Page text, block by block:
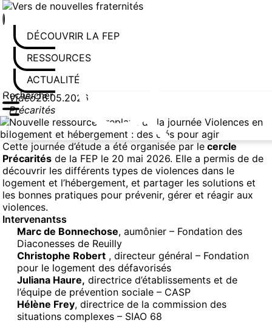
Aller au contenu
DÉCOUVRIR LA FEP
RESSOURCES
ACTUALITÉS
Rechercher sur le site
Saisissez au moins 3 caractères pour lancer la recherche
Vidéo26.05.2026
Précarités
Nouvelle ressource : replays de la journée Violences en
logement et hébergement : des clés pour agir
Cette journée d’étude a été organisée par le cercle
Précarités de la FEP le 20 mai 2026. Elle a permis de de
découvrir les différents types de violences dans le
logement et l’hébergement, et partager les solutions et
les bonnes pratiques pour prévenir, gérer et réagir aux
violences.
Intervenantss
Marc de Bonnechose, aumônier – Fondation des
Diaconesses de Reuilly
Christophe Robert , directeur général – Fondation
pour le logement des défavorisés
Juliana Haure, directrice d’établissements et de
l’équipe de prévention sociale – CASP
Hélène Frey, directrice de la commission des
situations complexes – SIAO 68